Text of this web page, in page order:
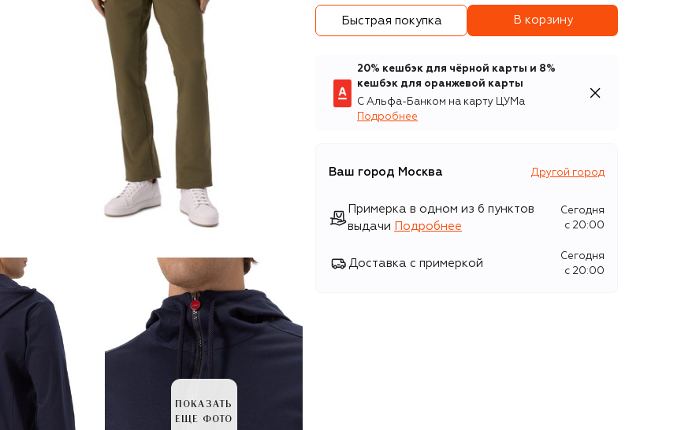
ПОКАЗАТЬ
ЕЩЕ ФОТО
Быстрая покупка В корзину
20% кешбэк для чёрной карты и 8%
кешбэк для оранжевой карты
С Альфа-Банком на карту ЦУМа
Подробнее
Ваш город Москва Другой город
Примерка в одном из 6 пунктов
выдачи
Подробнее
Сегодня
c 20:00
Доставка с примеркой
Сегодня
c 20:00